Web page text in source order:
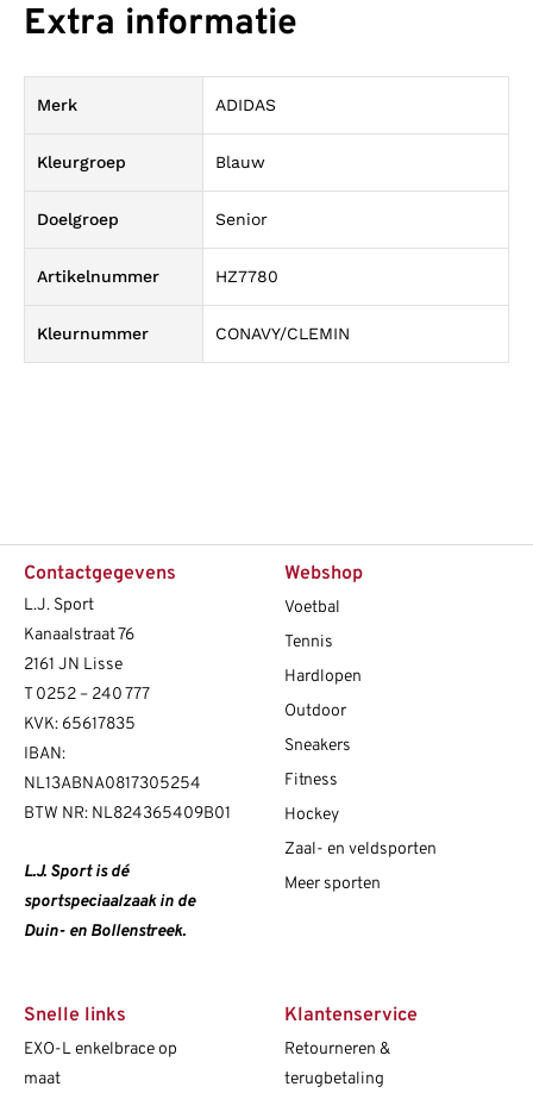
Extra informatie
Merk ADIDAS
Kleurgroep Blauw
Doelgroep Senior
Artikelnummer HZ7780
Kleurnummer CONAVY/CLEMIN
Contactgegevens
L.J. Sport
Kanaalstraat 76
2161 JN Lisse
T 0252 – 240 777
KVK: 65617835
IBAN:
NL13ABNA0817305254
BTW NR: NL824365409B01
L.J. Sport is dé
sportspeciaalzaak in de
Duin- en Bollenstreek.
Webshop
Voetbal
Tennis
Hardlopen
Outdoor
Sneakers
Fitness
Hockey
Zaal- en veldsporten
Meer sporten
Snelle links
EXO-L enkelbrace op
maat
Klantenservice
Retourneren &
terugbetaling